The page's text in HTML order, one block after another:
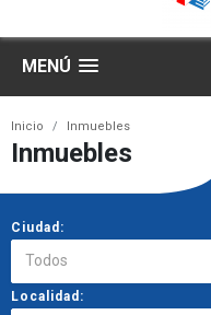
MENÚ
Inicio Inmuebles
Inmuebles
Ciudad:
Todos
Localidad: